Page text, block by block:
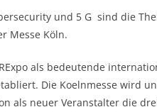
und 5 G sind die
Messe Köln.
als bedeutende
Die Koelnmesse wird
als neuer Veranstalter die